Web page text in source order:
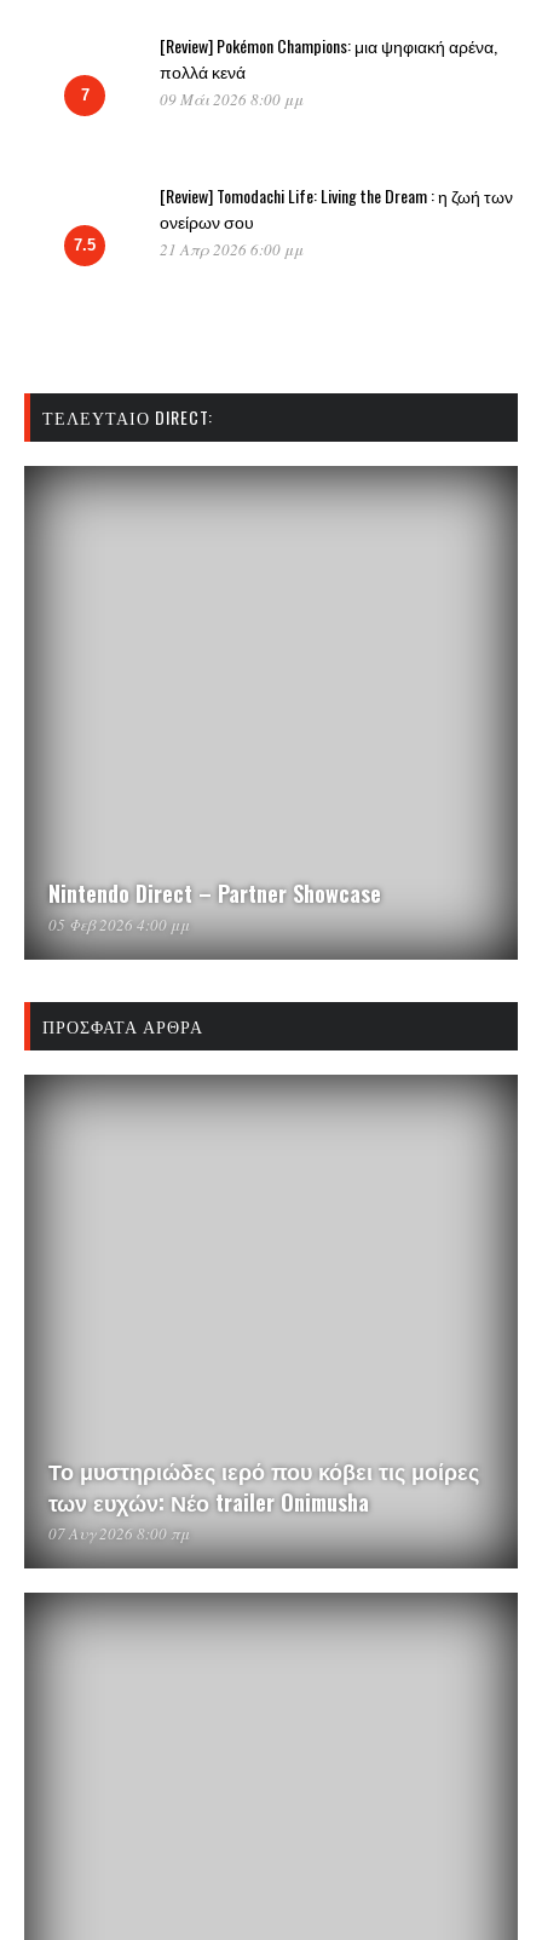
7
[Review] Pokémon Champions: μια ψηφιακή αρένα,
πολλά κενά
09 Μάι 2026 8:00 μμ
7.5
[Review] Tomodachi Life: Living the Dream : η ζωή των
ονείρων σου
21 Απρ 2026 6:00 μμ
ΤΕΛΕΥΤΑΊΟ DIRECT:
Nintendo Direct – Partner Showcase
05 Φεβ 2026 4:00 μμ
ΠΡΌΣΦΑΤΑ ΆΡΘΡΑ
Το μυστηριώδες ιερό που κόβει τις μοίρες
των ευχών: Νέο trailer Onimusha
07 Αυγ 2026 8:00 πμ